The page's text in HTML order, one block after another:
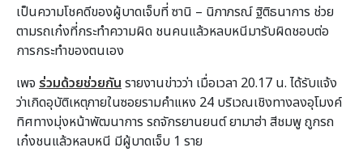
เป็นความโชคดีของผู้บาดเจ็บที่ ซานิ – นิภาภรณ์ ฐิติธนาการ ช่วย
ตามรถเก๋งที่กระทำความผิด ชนคนแล้วหลบหนีมารับผิดชอบต่อ
การกระทำของตนเอง
เพจ ร่วมด้วยช่วยกัน รายงานข่าวว่า เมื่อเวลา 20.17 น. ได้รับแจ้ง
ว่าเกิดอุบัติเหตุภายในซอยรามคำแหง 24 บริเวณเชิงทางลงอุโมงค์
ทิศทางมุ่งหน้าพัฒนาการ รถจักรยานยนต์ ยามาฮ่า สีชมพู ถูกรถ
เก๋งชนแล้วหลบหนี มีผู้บาดเจ็บ 1 ราย